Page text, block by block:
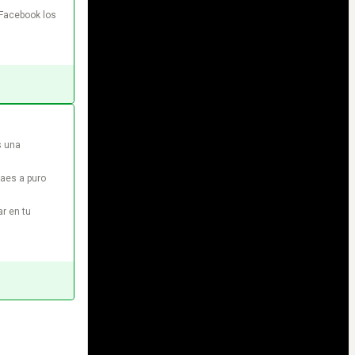
los
una
a puro
en tu